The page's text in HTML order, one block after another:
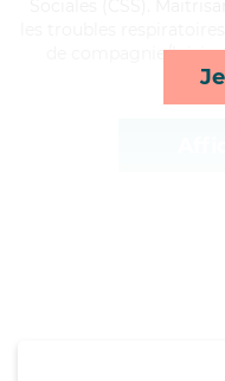
de compagnie/